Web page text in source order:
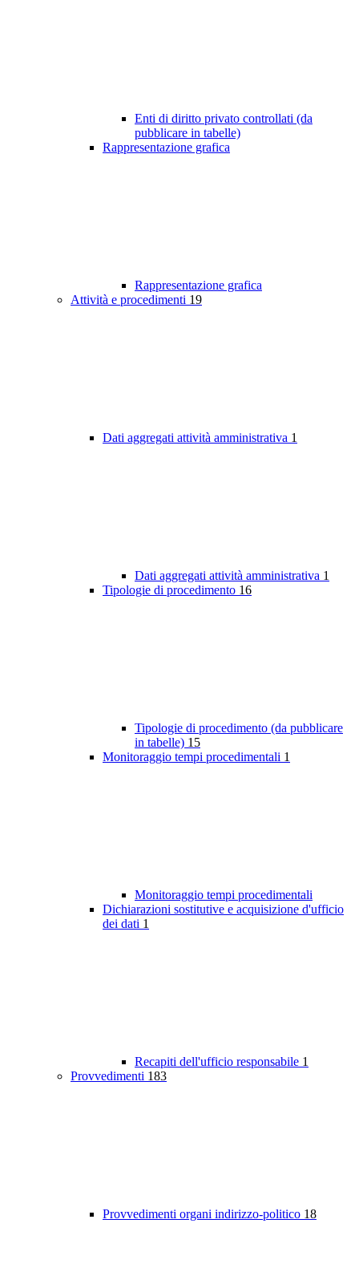
Enti di diritto privato controllati (da
pubblicare in tabelle)
Rappresentazione grafica
Rappresentazione grafica
Attività e procedimenti 19
Dati aggregati attività amministrativa 1
Dati aggregati attività amministrativa 1
Tipologie di procedimento 16
Tipologie di procedimento (da pubblicare
in tabelle) 15
Monitoraggio tempi procedimentali 1
Monitoraggio tempi procedimentali
Dichiarazioni sostitutive e acquisizione d'ufficio
dei dati 1
Recapiti dell'ufficio responsabile 1
Provvedimenti 183
Provvedimenti organi indirizzo-politico 18